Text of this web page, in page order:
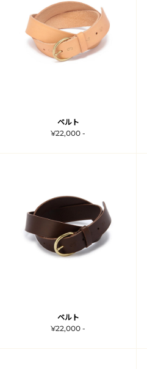
ベルト
¥22,000 -
ベルト
¥22,000 -